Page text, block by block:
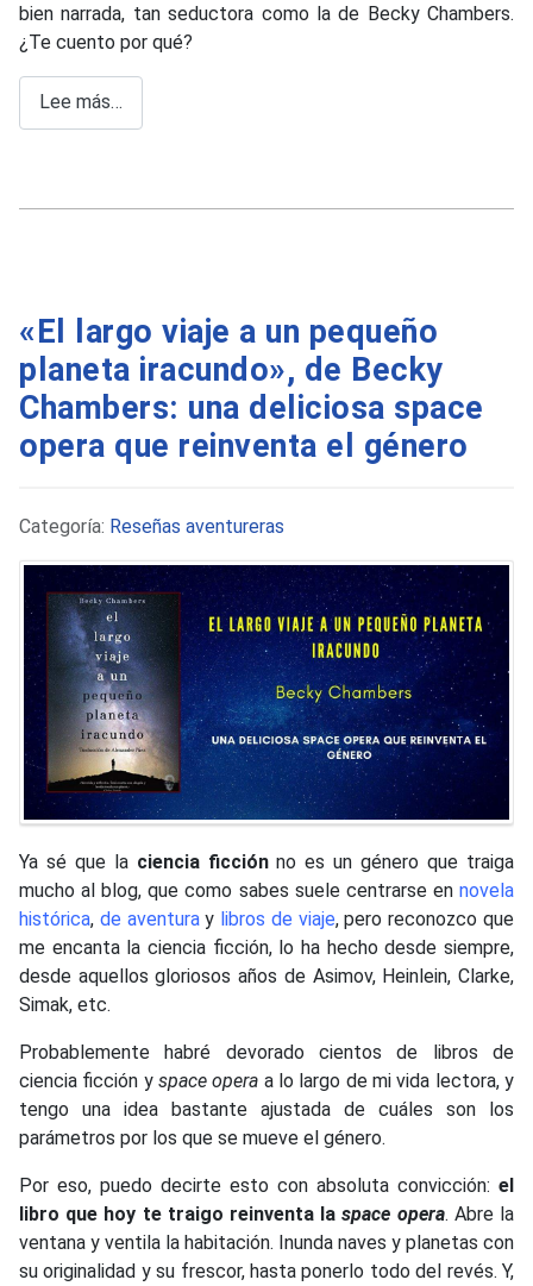
bien narrada, tan seductora como la de Becky Chambers.
¿Te cuento por qué?
Lee más…
«El largo viaje a un pequeño
planeta iracundo», de Becky
Chambers: una deliciosa space
opera que reinventa el género
Detalles
Categoría: Reseñas aventureras
Ya sé que la ciencia ficciónno es un género que traiga
mucho al blog, que como sabes suele centrarse en novela
histórica, de aventuray libros de viaje, pero reconozco que
me encanta la ciencia ficción, lo ha hecho desde siempre,
desde aquellos gloriosos años de Asimov, Heinlein, Clarke,
Simak, etc.
Probablemente habré devorado cientos de libros de
ciencia ficción y space opera a lo largo de mi vida lectora, y
tengo una idea bastante ajustada de cuáles son los
parámetros por los que se mueve el género.
Por eso, puedo decirte esto con absoluta convicción: el
libro que hoy te traigo reinventa laspace opera. Abre la
ventana y ventila la habitación. Inunda naves y planetas con
su originalidad y su frescor, hasta ponerlo todo del revés. Y,